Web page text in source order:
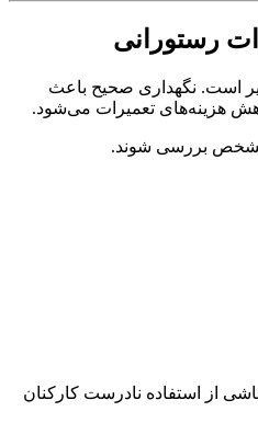
رستورانی
است. نگهداری صحیح باعث
هزینه‌های تعمیرات می‌شود.
مشخص بررسی شوند.
از استفاده نادرست کارکنان